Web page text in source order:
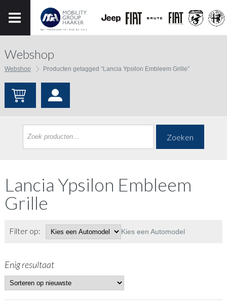
Webshop
Webshop Producten getagged “Lancia Ypsilon Embleem Grille”
Zoeken
Lancia Ypsilon Embleem
Grille
Filter op: Kies een Automodel
Enig resultaat